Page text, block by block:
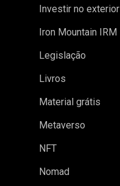
Investir no exterior
Iron Mountain IRM
Legislação
Livros
Material grátis
Metaverso
NFT
Nomad